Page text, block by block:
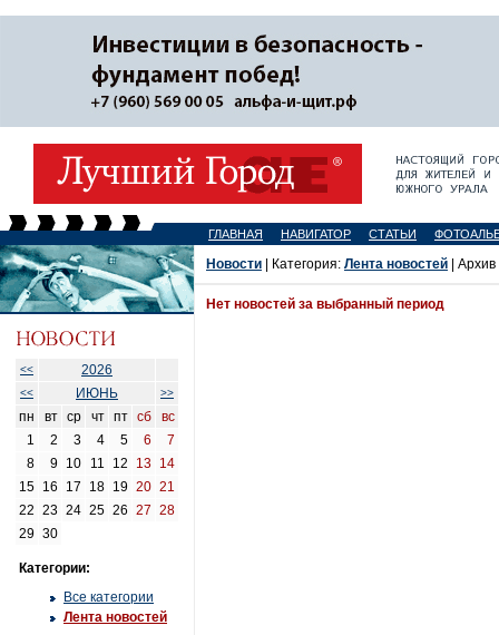
ГЛАВНАЯ НАВИГАТОР СТАТЬИ
<< 2026
<< ИЮНЬ >>
пн вт ср чт пт сб
вс
1
2 3 4 5 6
7
8
9 10 11 12 13 14
15 16 17 18 19 20 21
22 23 24 25 26 27 28
29 30
Категории:
Все категории
Лента новостей
Новости | Категория: Лента новостей |
Нет новостей за выбранный период